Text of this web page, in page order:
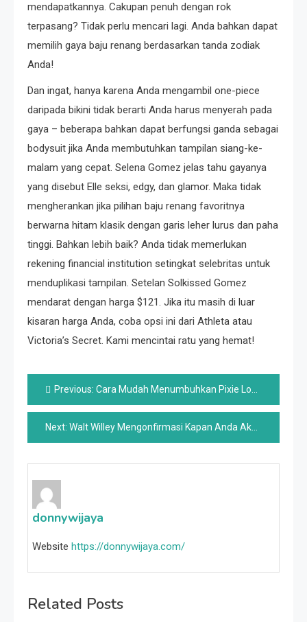
mendapatkannya. Cakupan penuh dengan rok
terpasang? Tidak perlu mencari lagi. Anda bahkan dapat
memilih gaya baju renang berdasarkan tanda zodiak
Anda!
Dan ingat, hanya karena Anda mengambil one-piece
daripada bikini tidak berarti Anda harus menyerah pada
gaya – beberapa bahkan dapat berfungsi ganda sebagai
bodysuit jika Anda membutuhkan tampilan siang-ke-
malam yang cepat. Selena Gomez jelas tahu gayanya
yang disebut Elle seksi, edgy, dan glamor. Maka tidak
mengherankan jika pilihan baju renang favoritnya
berwarna hitam klasik dengan garis leher lurus dan paha
tinggi. Bahkan lebih baik? Anda tidak memerlukan
rekening financial institution setingkat selebritas untuk
menduplikasi tampilan. Setelan Solkissed Gomez
mendarat dengan harga $121. Jika itu masih di luar
kisaran harga Anda, coba opsi ini dari Athleta atau
Victoria’s Secret. Kami mencintai ratu yang hemat!
Post
navigation
Previous: Cara Mudah Menumbuhkan Pixie Lower Anda
Next: Walt Willey Mengonfirmasi Kapan Anda Akhirnya Akan Melihat Jackson Montgomery Di Rumah Sakit Umum
donnywijaya
Website https://donnywijaya.com/
Related Posts